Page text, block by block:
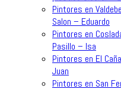
Pintores en
Salon – Eduardo
Pintores en
Pasillo – Isa
Pintores en El
Juan
Pintores en San